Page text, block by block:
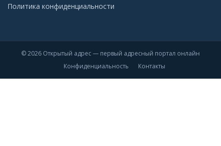
Политика конфиденциальности
© 2026 Открытый адрес — первый адресный портал онлайн
Конфиденциальность
Контакты